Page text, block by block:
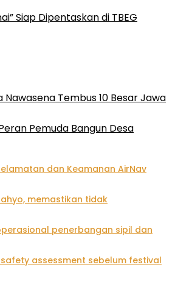
Siap Dipentaskan di TBEG
Nawasena Tembus 10 Besar Jawa
Pemuda Bangun Desa